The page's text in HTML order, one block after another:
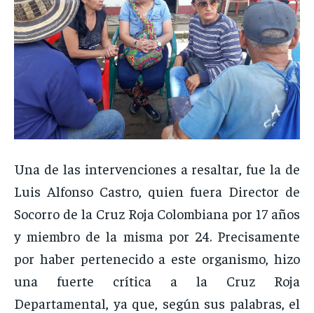
Una de las intervenciones a resaltar, fue la de
Luis Alfonso Castro, quien fuera Director de
Socorro de la Cruz Roja Colombiana por 17 años
y miembro de la misma por 24. Precisamente
por haber pertenecido a este organismo, hizo
una fuerte crítica a la Cruz Roja
Departamental, ya que, según sus palabras, el